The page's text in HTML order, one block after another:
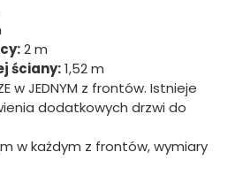
2 m
ściany:1,52 m
w JEDNYM z frontów. Istnieje
dodatkowych drzwi do
w każdym z frontów, wymiary